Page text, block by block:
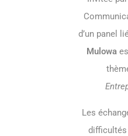
d’un panel
Mulowa
Les